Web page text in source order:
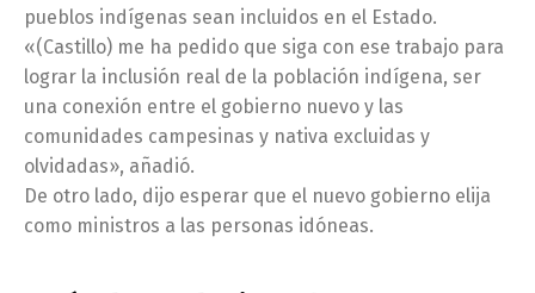
pueblos indígenas sean incluidos en el Estado.
«(Castillo) me ha pedido que siga con ese trabajo para
lograr la inclusión real de la población indígena, ser
una conexión entre el gobierno nuevo y las
comunidades campesinas y nativa excluidas y
olvidadas», añadió.
De otro lado, dijo esperar que el nuevo gobierno elija
como ministros a las personas idóneas.